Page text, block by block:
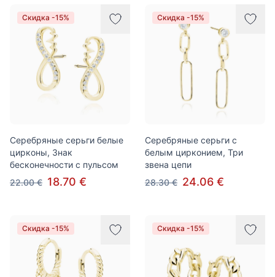
Скидка -15%
Серебряные серьги белые
цирконы, Знак
бесконечности с пульсом
22.00 € 18.70 €
Скидка -15%
Серебряные серьги с
белым цирконием, Три
звена цепи
28.30 € 24.06 €
Скидка -15% Скидка -15%